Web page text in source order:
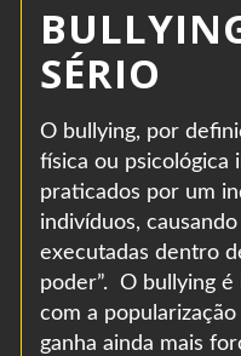
SÉRIO
O bullying, por
física ou psicológica
praticados por um
indivíduos,
executadas dentro
poder”. O bullying
com a
ganha ainda mais